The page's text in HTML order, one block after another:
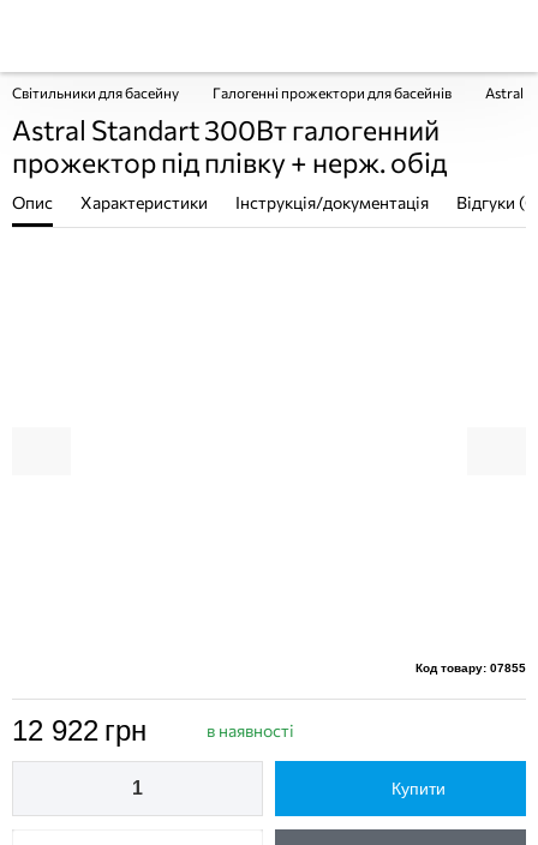
Світильники для басейну Галогенні прожектори для басейнів Astral
Astral Standart 300Вт галогенний
прожектор під плівку + нерж. обід
Опис Характеристики Інструкція/документація Відгуки
Код товару: 07855
12 922 грн в наявності
Купити